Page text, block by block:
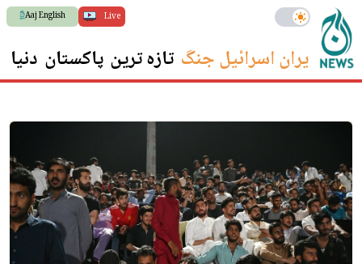
Live
Aaj English
ایران اسرائیل جنگ تازہ ترین پاکستان دنیا